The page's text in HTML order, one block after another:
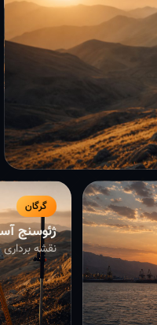
گرگان
ژئوسنج
نقشه